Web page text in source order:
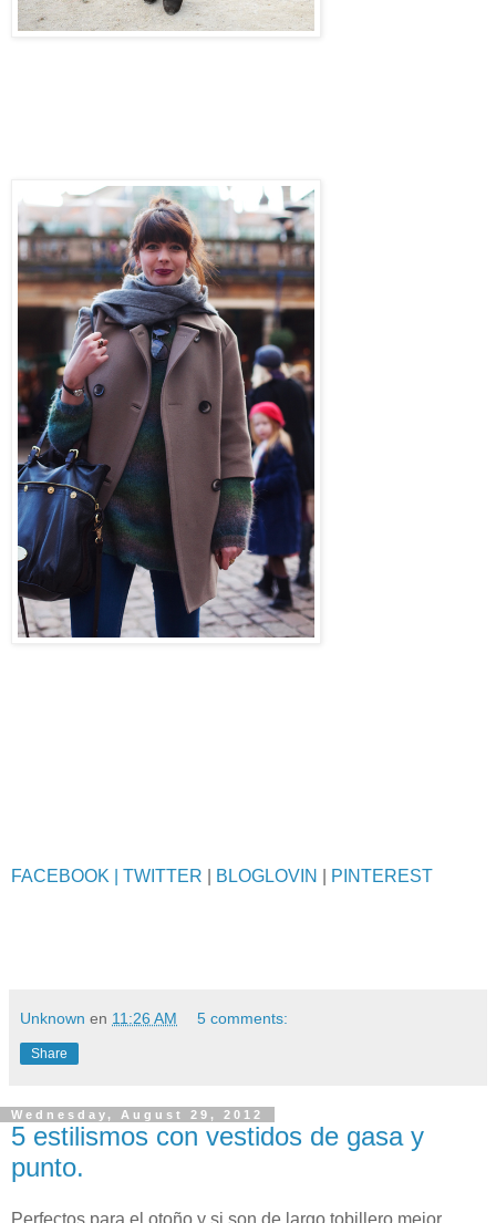
FACEBOOK | TWITTER BLOGLOVIN PINTEREST
Unknown en 11:26 AM 5 comments:
Share
Wednesday, August 29, 2012
5 estilismos con vestidos de gasa y
punto.